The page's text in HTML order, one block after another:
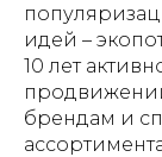
идей –
10 лет
брендам и